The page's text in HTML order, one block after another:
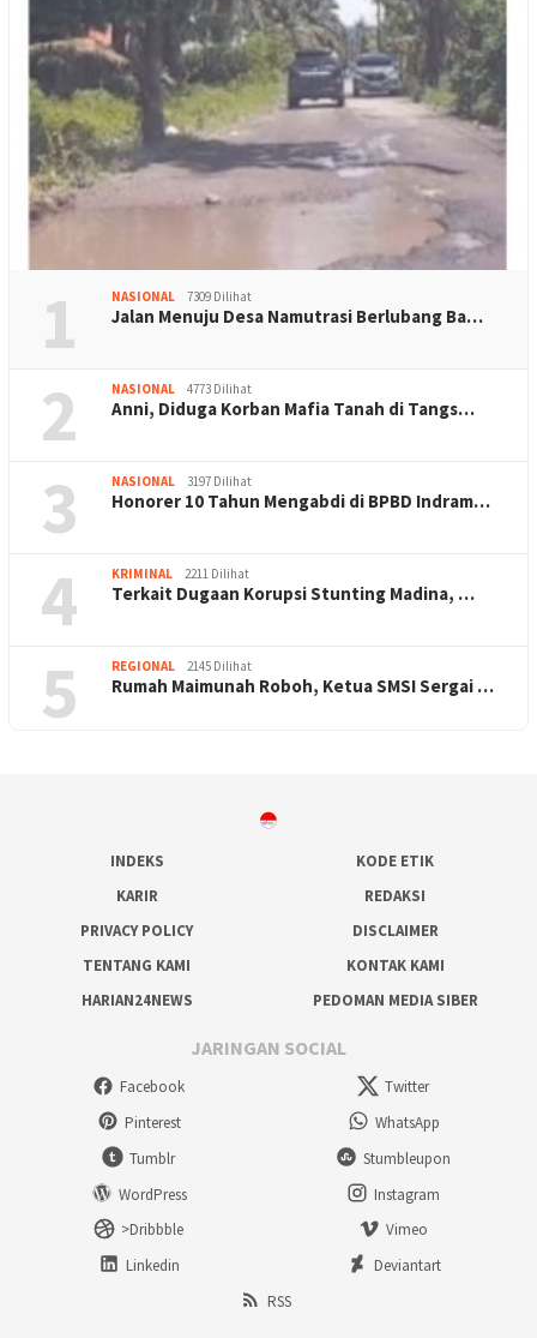
1 NASIONAL 7309 Dilihat
Jalan Menuju Desa Namutrasi Berlubang Ba…
2 NASIONAL 4773 Dilihat
Anni, Diduga Korban Mafia Tanah di Tangs…
3 NASIONAL 3197 Dilihat
Honorer 10 Tahun Mengabdi di BPBD Indram…
4 KRIMINAL 2211 Dilihat
Terkait Dugaan Korupsi Stunting Madina, …
5 REGIONAL 2145 Dilihat
Rumah Maimunah Roboh, Ketua SMSI Sergai …
INDEKS
KODE ETIK
KARIR
REDAKSI
PRIVACY POLICY
DISCLAIMER
TENTANG KAMI
KONTAK KAMI
HARIAN24NEWS
PEDOMAN MEDIA SIBER
JARINGAN SOCIAL
Facebook
Twitter
Pinterest
WhatsApp
Tumblr
Stumbleupon
WordPress
Instagram
>Dribbble
Vimeo
Linkedin
Deviantart
RSS